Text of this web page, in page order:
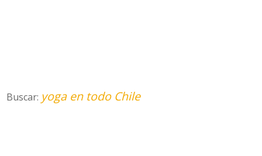
Buscar: yoga en todo Chile